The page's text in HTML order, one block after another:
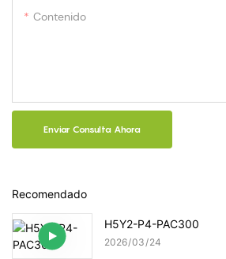
Contenido
Enviar Consulta Ahora
Recomendado
H5Y2-P4-PAC300
2026 03 24